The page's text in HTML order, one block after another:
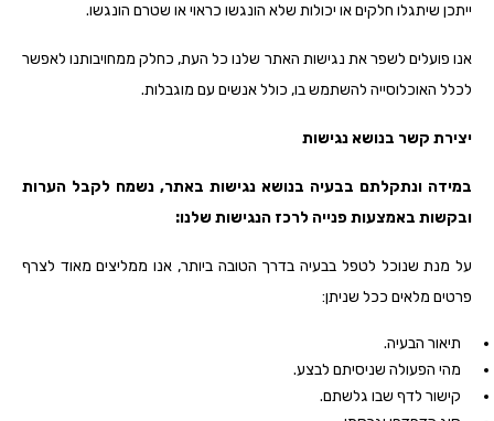
ייתכן שיתגלו חלקים או יכולות שלא הונגשו כראוי או שטרם הונגשו.
אנו פועלים לשפר את נגישות האתר שלנו כל העת, כחלק ממחויבותנו לאפשר
לכלל האוכלוסייה להשתמש בו, כולל אנשים עם מוגבלות.
יצירת קשר בנושא נגישות
במידה ונתקלתם בבעיה בנושא נגישות באתר, נשמח לקבל הערות
ובקשות באמצעות פנייה לרכז הנגישות שלנו:
על מנת שנוכל לטפל בבעיה בדרך הטובה ביותר, אנו ממליצים מאוד לצרף
פרטים מלאים ככל שניתן:
תיאור הבעיה.
מהי הפעולה שניסיתם לבצע.
קישור לדף שבו גלשתם.